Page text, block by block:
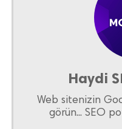
Haydi
Web sitenizin
görün... SEO